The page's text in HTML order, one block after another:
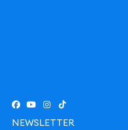
NEWSLETTER